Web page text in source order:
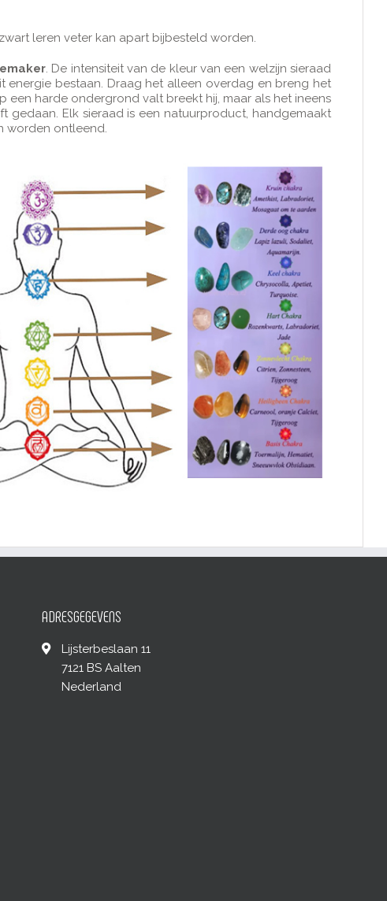
leren veter kan apart bijbesteld worden.
. De intensiteit van de kleur van een welzijn sieraad
bestaan. Draag het alleen overdag en breng het
een harde ondergrond valt breekt hij, maar als het ineens
Elk sieraad is een natuurproduct, handgemaakt
worden ontleend.
ADRESGEGEVENS
Lijsterbeslaan 11
7121 BS Aalten
Nederland